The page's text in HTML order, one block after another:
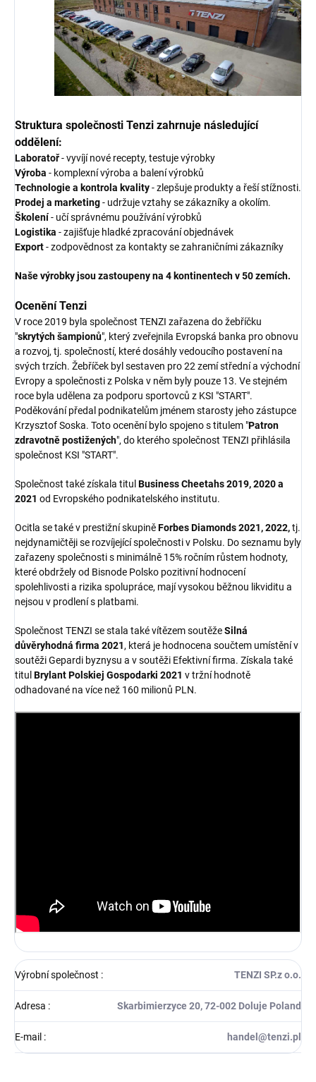
Struktura společnosti Tenzi zahrnuje následující
oddělení:
Laboratoř- vyvíjí nové recepty, testuje výrobky
Výroba - komplexní výroba a balení výrobků
Technologie a kontrola kvality- zlepšuje produkty a řeší stížnosti.
Prodej a marketing- udržuje vztahy se zákazníky a okolím.
Školení- učí správnému používání výrobků
Logistika - zajišťuje hladké zpracování objednávek
Export- zodpovědnost za kontakty se zahraničními zákazníky
Naše výrobky jsou zastoupeny na 4 kontinentech v 50 zemích.
Ocenění Tenzi
V roce 2019 byla společnost TENZI zařazena do žebříčku
"skrytých šampionů", který zveřejnila Evropská banka pro obnovu
a rozvoj, tj. společností, které dosáhly vedoucího postavení na
svých trzích. Žebříček byl sestaven pro 22 zemí střední a východní
Evropy a společnosti z Polska v něm byly pouze 13. Ve stejném
roce byla udělena za podporu sportovců z KSI "START".
Poděkování předal podnikatelům jménem starosty jeho zástupce
Krzysztof Soska. Toto ocenění bylo spojeno s titulem "Patron
zdravotně postižených", do kterého společnost TENZI přihlásila
společnost KSI "START".
Společnost také získala titul Business Cheetahs 2019, 2020 a
2021 od Evropského podnikatelského institutu.
Ocitla se také v prestižní skupiněForbes Diamonds 2021, 2022,tj.
nejdynamičtěji se rozvíjející společnosti v Polsku. Do seznamu byly
zařazeny společnosti s minimálně 15% ročním růstem hodnoty,
které obdržely od Bisnode Polsko pozitivní hodnocení
spolehlivosti a rizika spolupráce, mají vysokou běžnou likviditu a
nejsou v prodlení s platbami.
Společnost TENZI se stala také vítězem soutěžeSilná
důvěryhodná firma 2021, která je hodnocena součtem umístění v
soutěži Gepardi byznysu a v soutěži Efektivní firma. Získala také
titul Brylant Polskiej Gospodarki 2021 v tržní hodnotě
odhadované na více než 160 milionů PLN.
Výrobní společnost : TENZI SP.z o.o.
Adresa : Skarbimierzyce 20, 72-002 Doluje Poland
E-mail : handel@tenzi.pl